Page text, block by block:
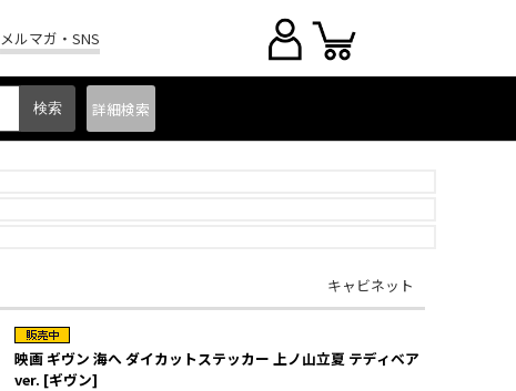
メルマガ・SNS
詳細検索
キャビネット
映画 ギヴン 海へ ダイカットステッカー 上ノ山立夏 テディベア
ver. [ギヴン]